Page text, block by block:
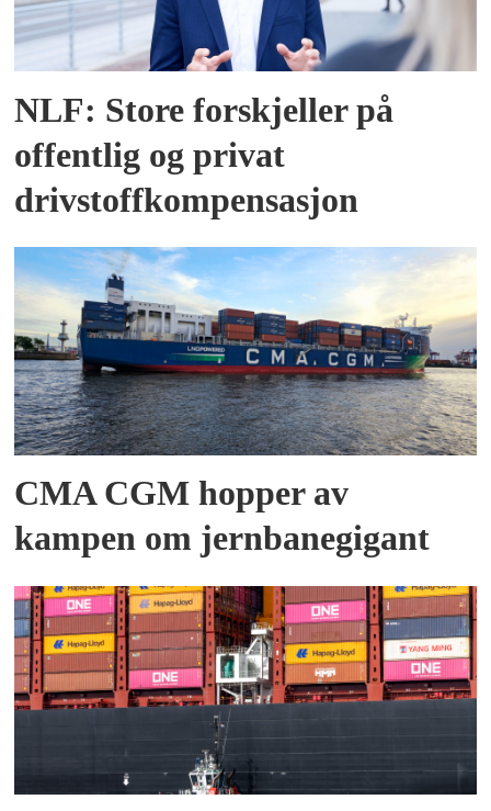
NLF: Store forskjeller på
offentlig og privat
drivstoffkompensasjon
CMA CGM hopper av
kampen om jernbanegigant